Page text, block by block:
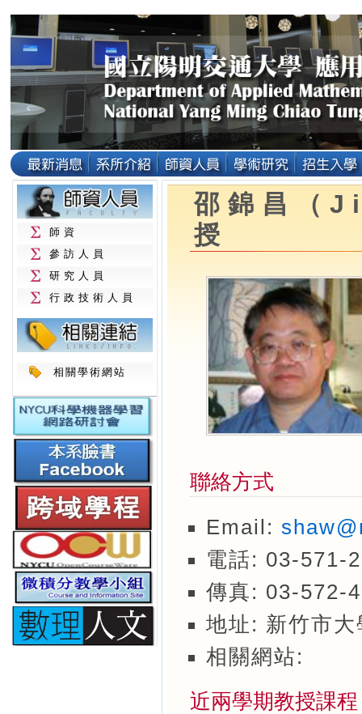
師資
參訪人員
研究人員
行政技術人員
相關學術網站
邵錦昌（
授
聯絡方式
Email:
電話: 03-571-
傳真: 03-572-
地址: 新竹市
相關網站:
近兩學期教授課程